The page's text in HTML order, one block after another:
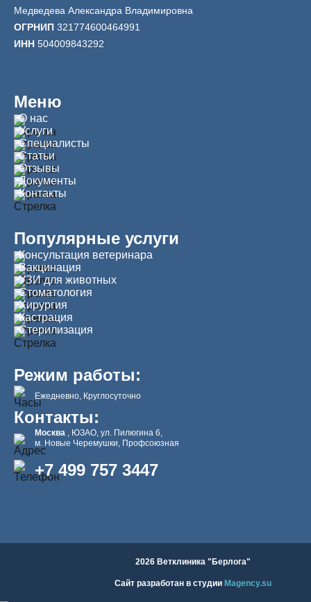
Медведева Александра Владимировна
ОГРНИП 321774600464991
ИНН 504009843292
Меню
О нас
Услуги
Специалисты
Статьи
Отзывы
Документы
Контакты
Популярные услуги
Консультация ветеринара
Вакцинация
УЗИ для животных
Стоматология
Хирургия
Кастрация
Стерилизация
Режим работы:
Ежедневно, Круглосуточно
Контакты:
Москва
, ЮЗАО, ул. Пилюгина 6,
м. Новые Черемушки, Профсоюзная
+7 499 757 3447
2026 Ветклиника "Берлога"
Сайт разработан в студии Magency.su